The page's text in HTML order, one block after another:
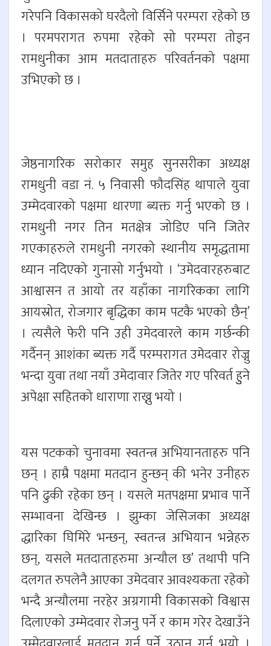
गरेपनि विकासको घरदैलो विर्सिने परम्परा रहेको छ
। परमपरागत रुपमा रहेको सो परम्परा तोड्न
रामधुनीका आम मतदाताहरु परिवर्तनको पक्षमा
उभिएको छ ।
जेष्ठनागरिक सरोकार समुह सुनसरीका अध्यक्ष
रामधुनी वडा नं. ५ निवासी फौदसिंह थापाले युवा
उम्मेदवारको पक्षमा धारणा ब्यक्त गर्नु भएको छ ।
रामधुनी नगर तिन मतक्षेत्र जोडिए पनि जितेर
गएकाहरुले रामधुनी नगरको स्थानीय समृद्धतामा
ध्यान नदिएको गुनासो गर्नुभयो । ‘उमेदवारहरुबाट
आश्वासन त आयो तर यहाँका नागरिकका लागि
आयस्रोत, रोजगार बृद्धिका काम पटकै भएको छैन्’
। त्यसैले फेरी पनि उही उमेदवारले काम गर्छन्की
गर्दैनन् आशंका ब्यक्त गर्दै परम्परागत उमेदवार रोज्नु
भन्दा युवा तथा नयाँ उमेदावार जितेर गए परिवर्त हुुने
अपेक्षा सहितको धाराणा राख्नु भयो ।
यस पटकको चुनावमा स्वतन्त्र अभियानताहरु पनि
छन् । हाम्रै पक्षमा मतदान हुन्छन् की भनेर उनीहरु
पनि ढुकी रहेका छन् । यसले मतपक्षमा प्रभाव पार्ने
सम्भावना देखिन्छ । झुम्का जेसिजका अध्यक्ष
द्धारिका घिमिरे भन्छन्, स्वतन्त्र अभियान भन्नेहरु
छन्, यसले मतदाताहरुमा अन्यौल छ’ तथापी पनि
दलगत रुपलेनै आएका उमेदवार आवश्यकता रहेको
भन्दै अन्यौलमा नरहेर अग्रगामी विकासको विश्वास
दिलाएको उम्मेदवार रोजनु पर्ने र काम गरेर देखाउँने